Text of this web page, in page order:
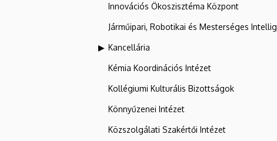
Innovációs Ökoszisztéma Központ
Járműipari, Robotikai és Mesterséges
Kancellária
Kémia Koordinációs Intézet
Kollégiumi Kulturális Bizottságok
Könnyűzenei Intézet
Közszolgálati Szakértői Intézet